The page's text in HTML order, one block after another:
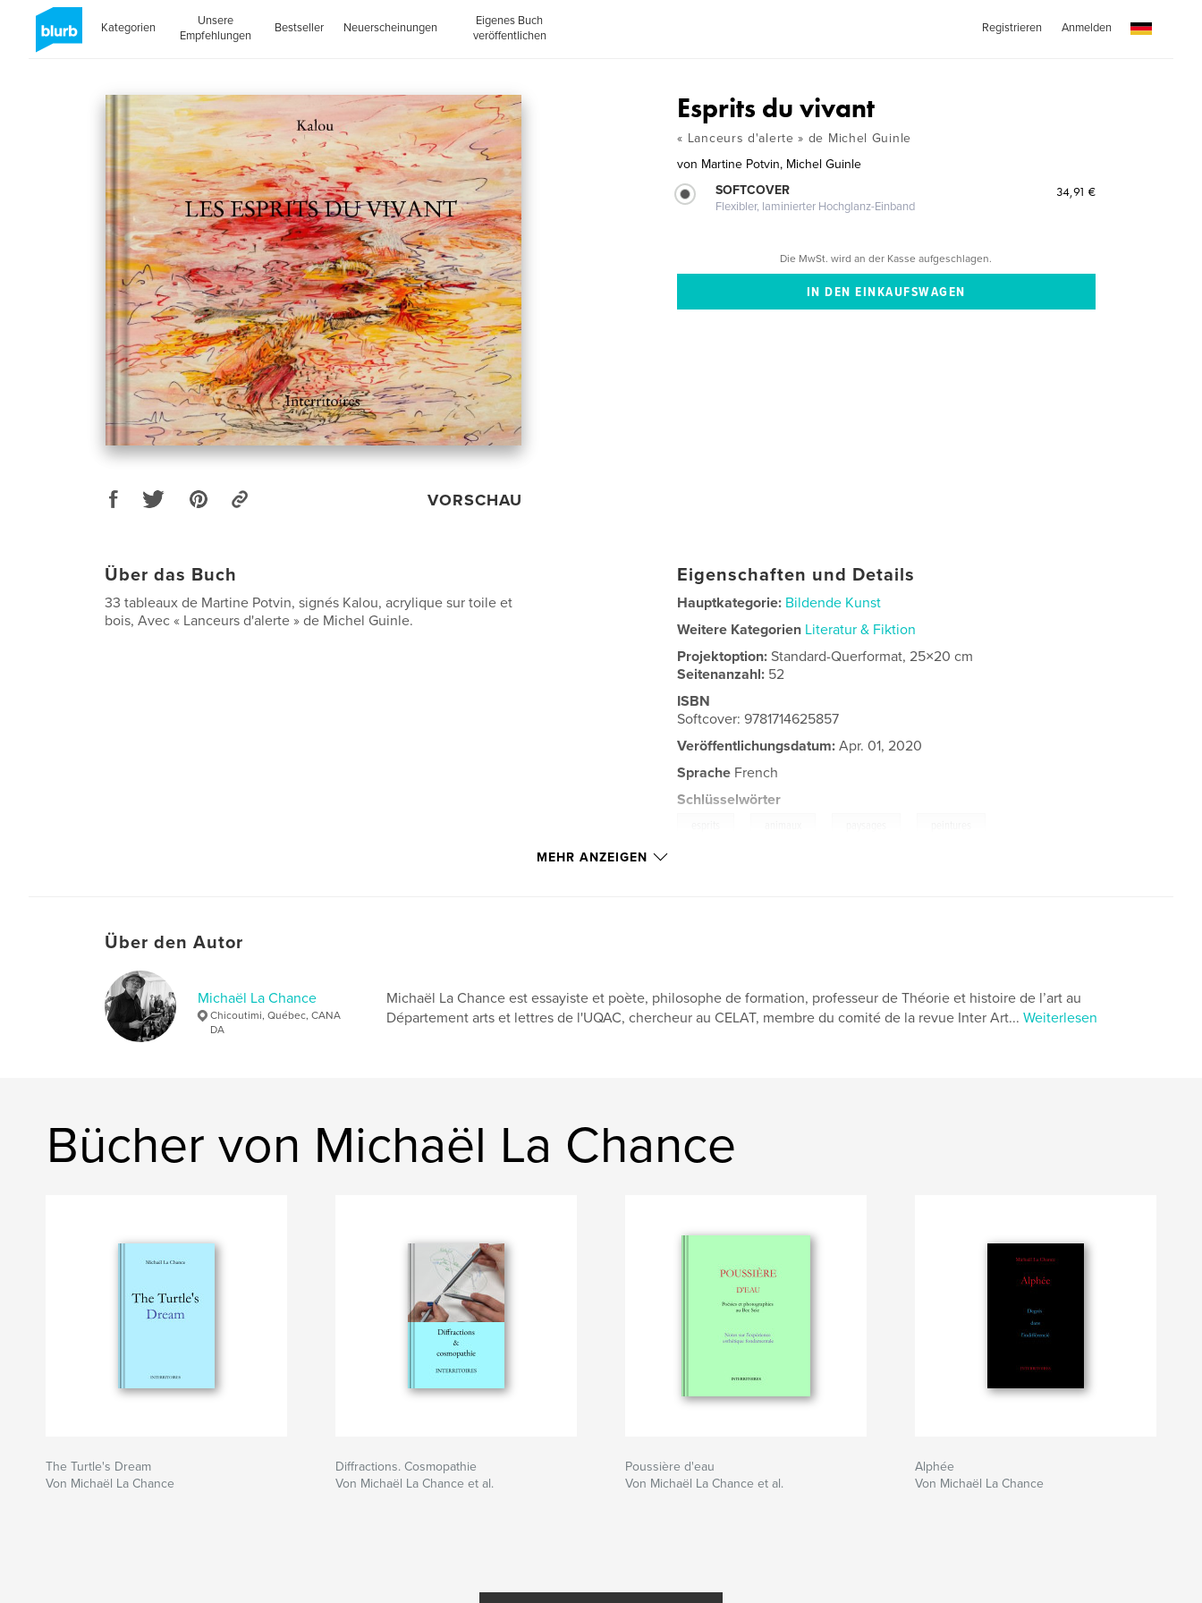
Kategorien
Unsere
Empfehlungen
Bestseller Neuerscheinungen
Eigenes Buch
veröffentlichen
Registrieren Anmelden
VORSCHAU
Esprits du vivant
« Lanceurs d'alerte » de Michel Guinle
von Martine Potvin, Michel Guinle
SOFTCOVER
Flexibler, laminierter Hochglanz-Einband
34,91 €
Die MwSt. wird an der Kasse aufgeschlagen.
Über das Buch
33 tableaux de Martine Potvin, signés Kalou, acrylique sur toile et
bois, Avec « Lanceurs d'alerte » de Michel Guinle.
Eigenschaften und Details
Hauptkategorie: Bildende Kunst
Weitere Kategorien Literatur & Fiktion
Projektoption:Standard-Querformat, 25×20 cm
Seitenanzahl: 52
ISBN
Softcover: 9781714625857
Veröffentlichungsdatum: Apr. 01, 2020
Sprache French
Schlüsselwörter
MEHR ANZEIGEN
Über den Autor
Michaël La Chance
Chicoutimi, Québec, CANA
DA
Michaël La Chance est essayiste et poète, philosophe de formation, professeur de Théorie et histoire de l’art au
Département arts et lettres de l'UQAC, chercheur au CELAT, membre du comité de la revue Inter Art... Weiterlesen
Bücher von Michaël La Chance
The Turtle's Dream
Von Michaël La Chance
Diffractions. Cosmopathie
Von Michaël La Chance et al.
Poussière d'eau
Von Michaël La Chance et al.
Alphée
Von Michaël La Chance